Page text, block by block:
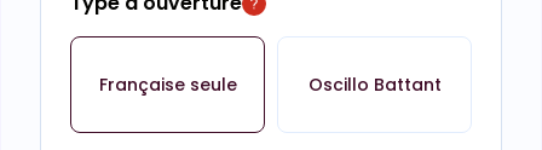
Française seule Oscillo Battant